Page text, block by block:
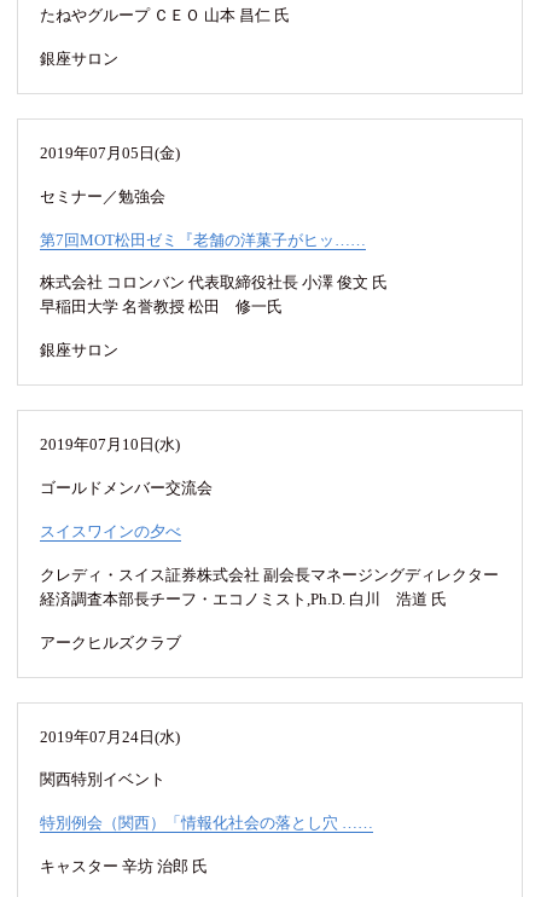
たねやグループ ＣＥＯ 山本 昌仁 氏
銀座サロン
2019年07月05日(金)
セミナー／勉強会
第7回MOT松田ゼミ『老舗の洋菓子がヒッ……
株式会社 コロンバン 代表取締役社長 小澤 俊文 氏
早稲田大学 名誉教授 松田 修一氏
銀座サロン
2019年07月10日(水)
ゴールドメンバー交流会
スイスワインの夕べ
クレディ・スイス証券株式会社 副会長マネージングディレクター
経済調査本部長チーフ・エコノミスト,Ph.D. 白川 浩道 氏
アークヒルズクラブ
2019年07月24日(水)
関西特別イベント
特別例会（関西）「情報化社会の落とし穴 ……
キャスター 辛坊 治郎 氏